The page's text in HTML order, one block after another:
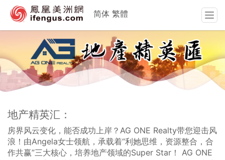
地产精英汇：
房界风云变化，能否成功上岸？AG ONE Realty带您迎击风
浪！由Angela女士领航，承载着“利她思维，资源整合，合
作共赢”三大核心，培养地产领域的Super Star！ AG ONE
简体 繁體
T
o
g
l
e
n
g
a
t